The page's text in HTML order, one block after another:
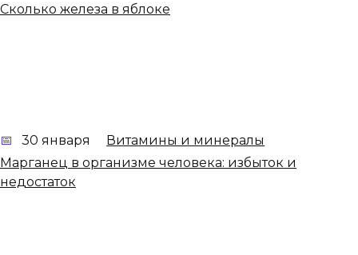
Сколько железа в яблоке
30 января
Витамины и минералы
Марганец в организме человека: избыток и
недостаток